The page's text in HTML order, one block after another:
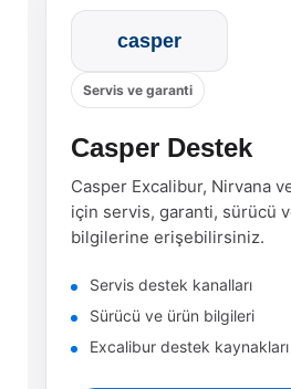
casper
Servis ve garanti
Casper Destek
Casper Excalibur, Nirvana
için servis, garanti, sürücü
bilgilerine erişebilirsiniz.
Servis destek kanalları
Sürücü ve ürün bilgileri
Excalibur destek kaynakları